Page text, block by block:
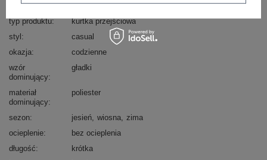
Marka
RUE PARIS
typ produktu
kurtka przejściowa
styl
casual
okazja
codzienne
wzór
dominujący
gładki
materiał
dominujący
poliester
sezon jesień wiosna zima
ocieplenie
bez ocieplenia
długość
krótka